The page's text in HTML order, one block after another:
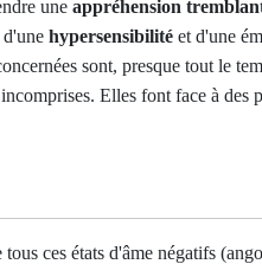
une appréhension
hypersensibilité et d'une
sont, presque tout le
Elles font face à des
ces états d'âme négatifs